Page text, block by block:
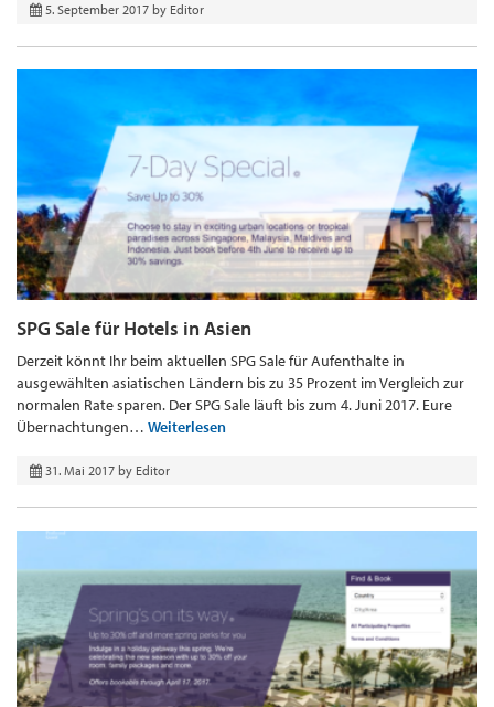
5. September 2017 by Editor
SPG Sale für Hotels in Asien
Derzeit könnt Ihr beim aktuellen SPG Sale für Aufenthalte in
ausgewählten asiatischen Ländern bis zu 35 Prozent im Vergleich zur
normalen Rate sparen. Der SPG Sale läuft bis zum 4. Juni 2017. Eure
Übernachtungen… Weiterlesen
31. Mai 2017 by Editor